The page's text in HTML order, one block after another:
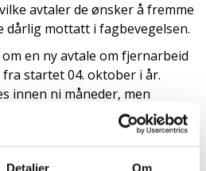
Detaljer Om
avtaler de ønsker å fremme
dårlig mottatt i fagbevegelsen.
en ny avtale om fjernarbeid
startet 04. oktober i år.
innen ni måneder, men
utsettelse om
og i henhold til EØS-avtalen